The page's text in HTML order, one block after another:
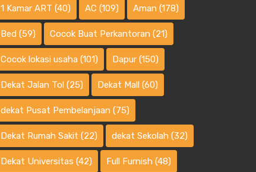
1 Kamar ART (40) AC (109) Aman (178)
Bed (59) Cocok Buat Perkantoran (21)
Cocok lokasi usaha (101) Dapur (150)
Dekat Jalan Tol (25) Dekat Mall (60)
dekat Pusat Pembelanjaan (75)
Dekat Rumah Sakit (22) dekat Sekolah (32)
Dekat Universitas (42) Full Furnish (48)